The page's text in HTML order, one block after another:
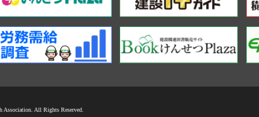
Association. All Rights Reserved.